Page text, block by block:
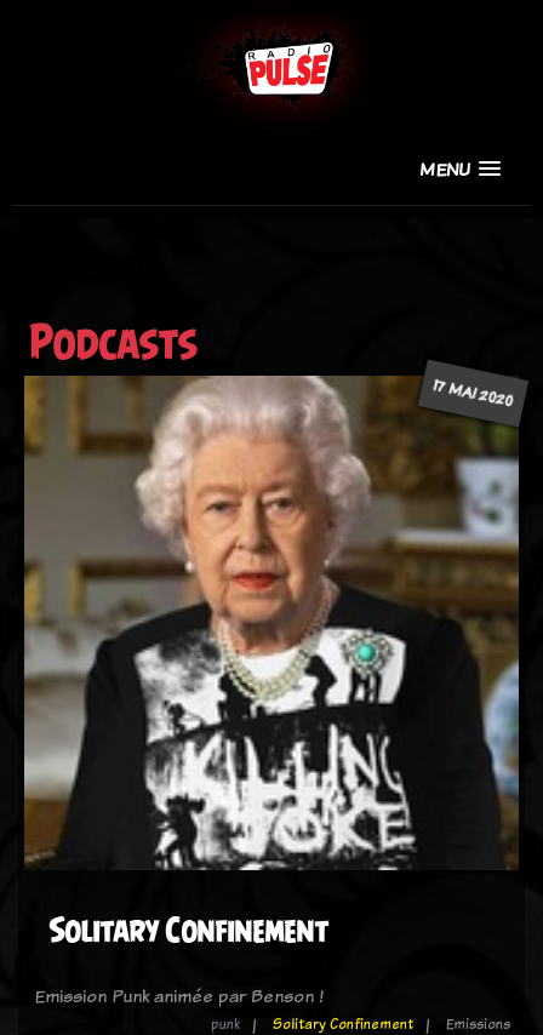
MENU
Podcasts
17 MAI 2020
Solitary Confinement
Emission Punk animée par Benson !
punk Solitary Confinement Emissions